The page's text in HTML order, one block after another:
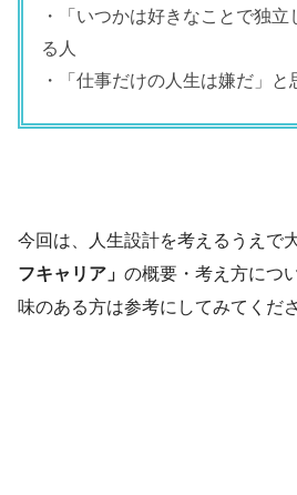
・「いつかは好きなことで独
る人
・「仕事だけの人生は嫌だ」と
今回は、人生設計を考えるうえで
フキャリア」 の概要・考え方につ
味のある方は参考にしてみてくださ